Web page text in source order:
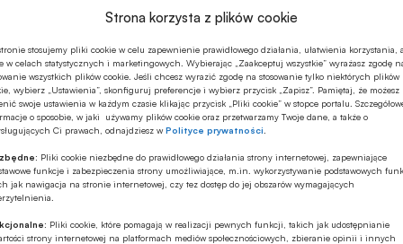
Strona korzysta z plików cookie
stosujemy pliki cookie w celu zapewnienie prawidłowego działania, ułatwienia korzystania, a
w celach statystycznych i marketingowych. Wybierając „Zaakceptuj wszystkie” wyrażasz zgodę
wszystkich plików cookie. Jeśli chcesz wyrazić zgodę na stosowanie tylko niektórych plików
wybierz „Ustawienia”, skonfiguruj preferencje i wybierz przycisk „Zapisz”. Pamiętaj, że możesz
swoje ustawienia w każdym czasie klikając przycisk „Pliki cookie” w stopce portalu.
o sposobie, w jaki używamy plików cookie oraz przetwarzamy Twoje dane, a także o
Ci prawach, odnajdziesz wPolityce prywatności
Pliki cookie niezbędne do prawidłowego działania strony internetowej, zapewniające
funkcje i zabezpieczenia strony umożliwiające, m.in. wykorzystywanie podstawowych
jak nawigacja na stronie internetowej, czy tez dostęp do jej obszarów wymagających
Pliki cookie, które pomagają w realizacji pewnych funkcji, takich jak udostępnianie
strony internetowej na platformach mediów społecznościowych, zbieranie opinii i innych
często na bardzo niekorzystnych warunkach.
przez instytucje monitorujące rynek kredytowy
się z takim stanowiskiem, biorąc pod uwagę
Kredyt, o ile jest mądrze zaciągnięty, umożliwia
kupujemy dany przedmiot, a spłata całego